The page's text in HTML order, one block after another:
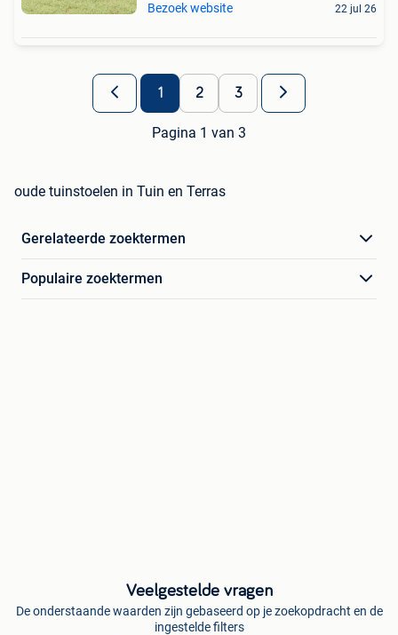
Bezoek website 22 jul 26
1 2 3
Pagina 1 van 3
oude tuinstoelen in Tuin en Terras
Gerelateerde zoektermen
Populaire zoektermen
Veelgestelde vragen
De onderstaande waarden zijn gebaseerd op je zoekopdracht en de
ingestelde filters